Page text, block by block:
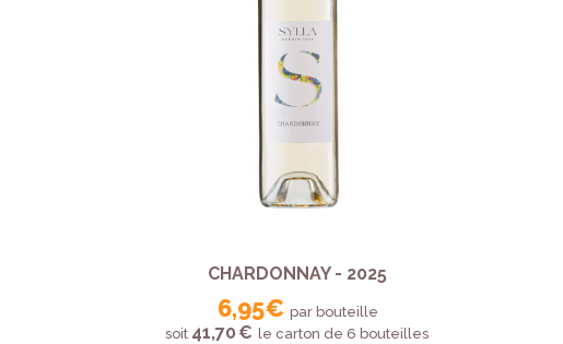
CHARDONNAY - 2025
6,95 € par bouteille
soit 41,70 € le carton de 6 bouteilles